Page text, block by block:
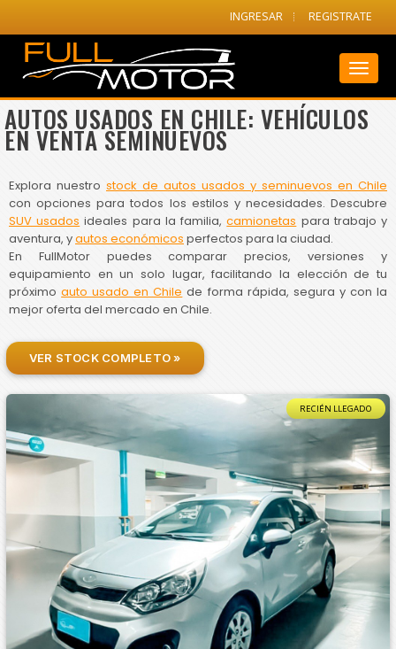
INGRESAR REGISTRATE
AUTOS USADOS EN CHILE: VEHÍCULOS
EN VENTA SEMINUEVOS
Explora nuestro stock de autos usados y seminuevos en Chile
con opciones para todos los estilos y necesidades. Descubre
SUV usados ideales para la familia,camionetas para trabajo y
aventura, yautos económicos perfectos para la ciudad.
En FullMotor puedes comparar precios, versiones y
equipamiento en un solo lugar, facilitando la elección de tu
próximoauto usado en Chile de forma rápida, segura y con la
mejor oferta del mercado en Chile.
VER STOCK COMPLETO »
RECIÉN LLEGADO